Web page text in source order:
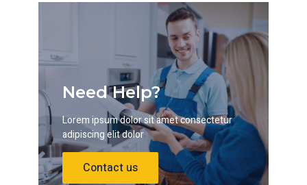
Need Help?
Lorem ipsum dolor sit amet consectetur
adipiscing elit dolor
Contact us